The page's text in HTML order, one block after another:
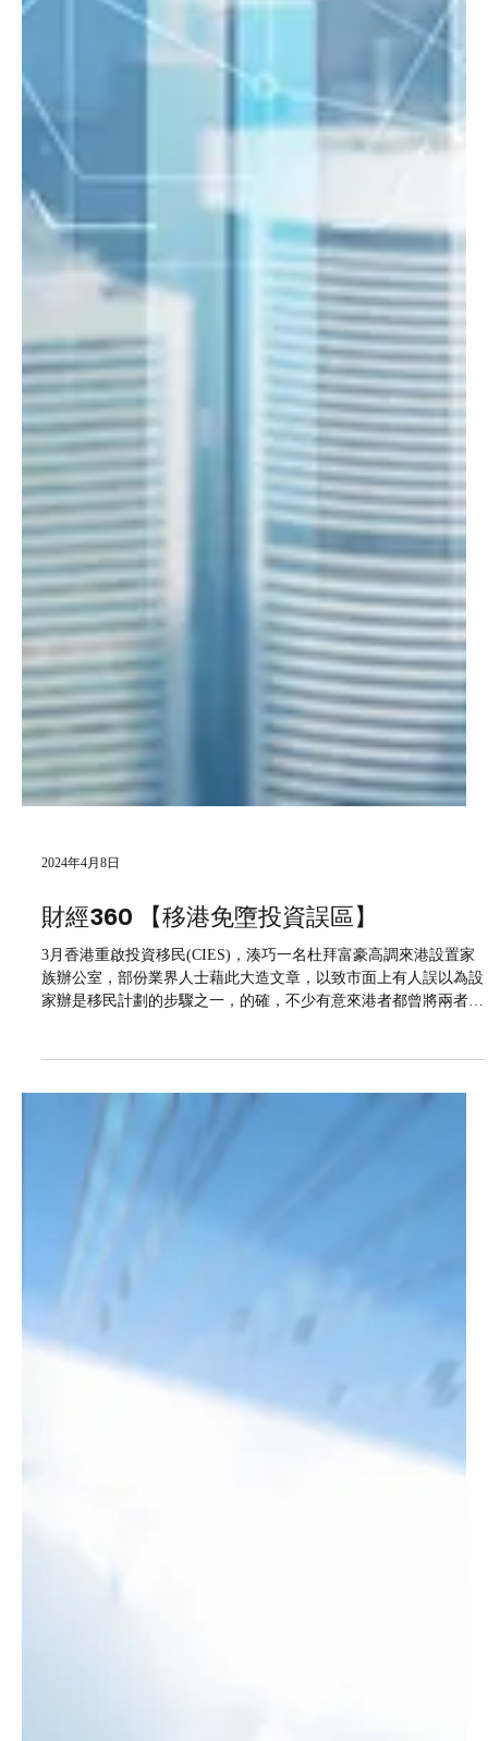
2024年4月8日
財經360 【移港免墮投資誤區】
為一談，以下簡單講解釐清上述謬誤。